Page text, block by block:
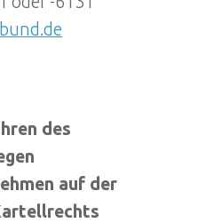
des
auf der